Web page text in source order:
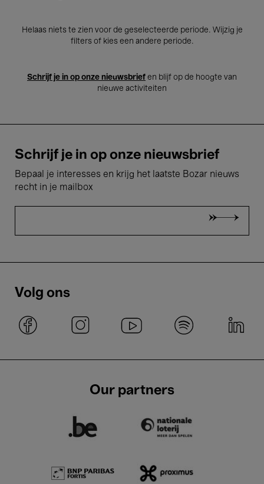
Helaas niets te zien voor de geselecteerde periode. Wijzig je
filters of kies een andere periode.
Schrijf je in op onze nieuwsbrief en blijf op de hoogte van
nieuwe activiteiten
Schrijf je in op onze nieuwsbrief
Bepaal je interesses en krijg het laatste Bozar nieuws
recht in je mailbox
Volg ons
Our partners